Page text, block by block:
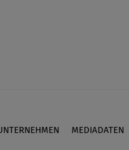
MEDIADATEN